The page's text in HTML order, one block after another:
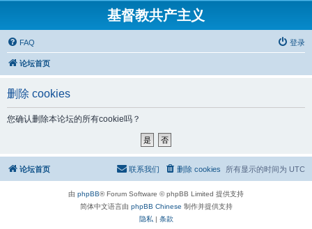
基督教共产主义
FAQ 登录
论坛首页
删除 cookies
您确认删除本论坛的所有cookie吗？
论坛首页 所有显示的时间为 UTC
删除 cookies
联系我们
由 phpBB® Forum Software © phpBB Limited 提供支持
简体中文语言由 phpBB Chinese 制作并提供支持
隐私 | 条款